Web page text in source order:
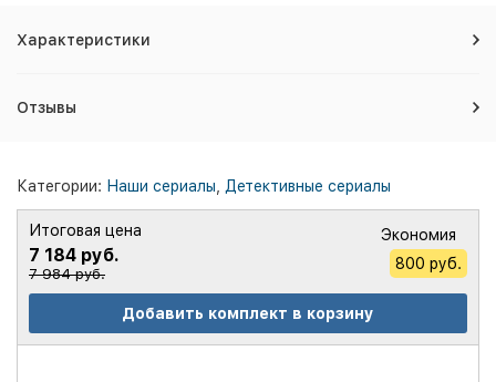
Характеристики
Отзывы
Категории: Наши сериалы Детективные сериалы
Итоговая цена
7 184 руб.
7 984 руб.
Экономия
800 руб.
Добавить комплект в корзину